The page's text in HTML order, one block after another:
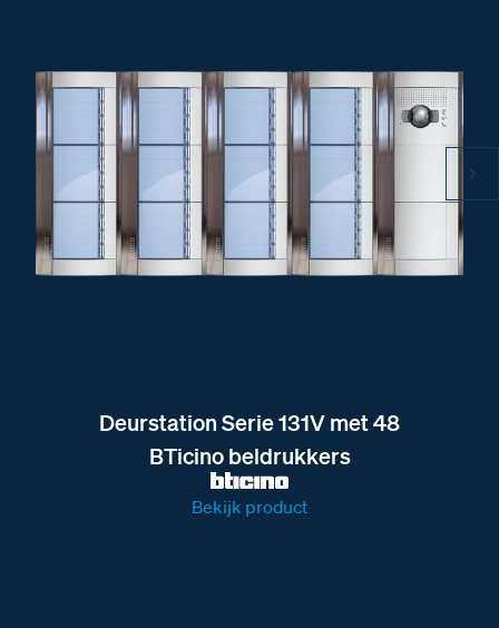
Deurstation Serie 131V met 48
BTicino beldrukkers
Bekijk product